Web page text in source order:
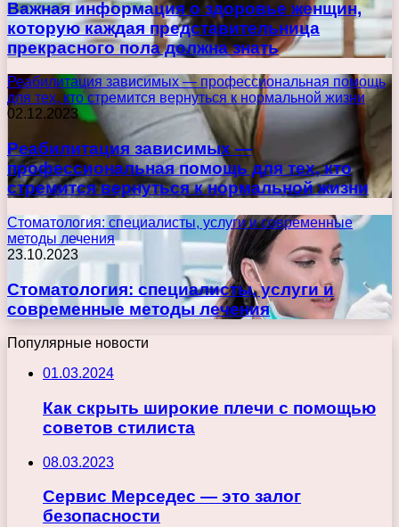
Важная информация о здоровье женщин,
которую каждая представительница
прекрасного пола должна знать
Реабилитация зависимых — профессиональная помощь
для тех, кто стремится вернуться к нормальной жизни
02.12.2023
Реабилитация зависимых —
профессиональная помощь для тех, кто
стремится вернуться к нормальной жизни
Стоматология: специалисты, услуги и современные
методы лечения
23.10.2023
Стоматология: специалисты, услуги и
современные методы лечения
Популярные новости
01.03.2024
Как скрыть широкие плечи с помощью
советов стилиста
08.03.2023
Сервис Мерседес — это залог
безопасности